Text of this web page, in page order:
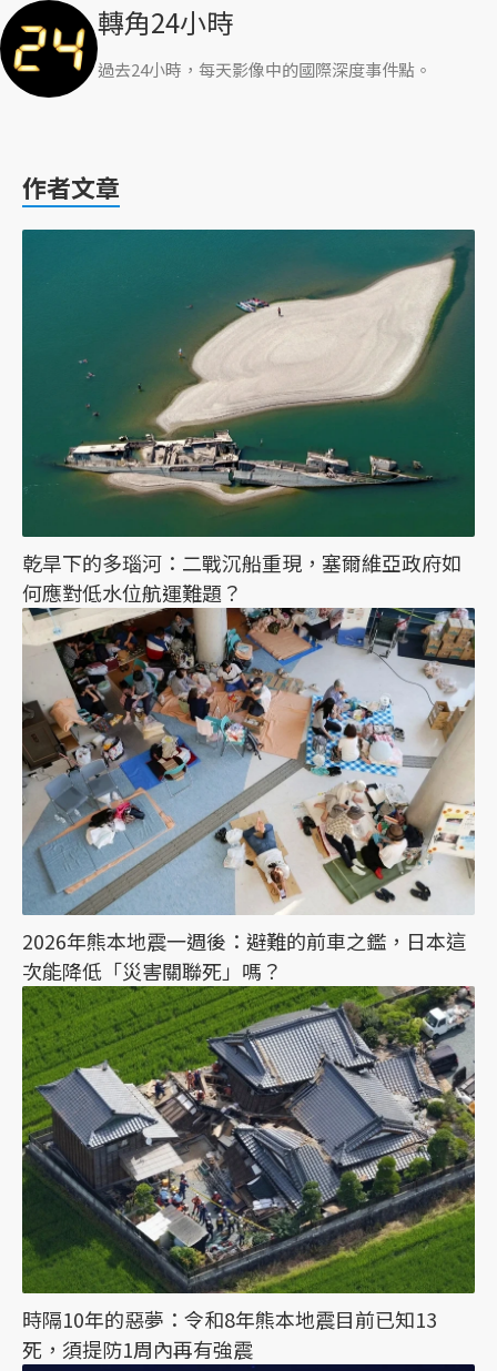
轉角24小時
過去24小時，每天影像中的國際深度事件點。
作者文章
乾旱下的多瑙河：二戰沉船重現，塞爾維亞政府如
何應對低水位航運難題？
2026年熊本地震一週後：避難的前車之鑑，日本這
次能降低「災害關聯死」嗎？
時隔10年的惡夢：令和8年熊本地震目前已知13
死，須提防1周內再有強震